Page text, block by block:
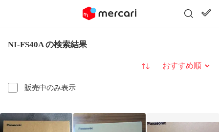
NI-FS40A の検索結果
販売中のみ表示
並び替え